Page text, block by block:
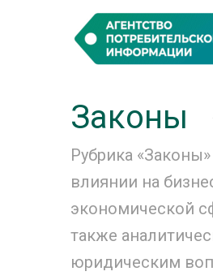
Законы
Рубрика
влиянии на
экономической
также
юридическим